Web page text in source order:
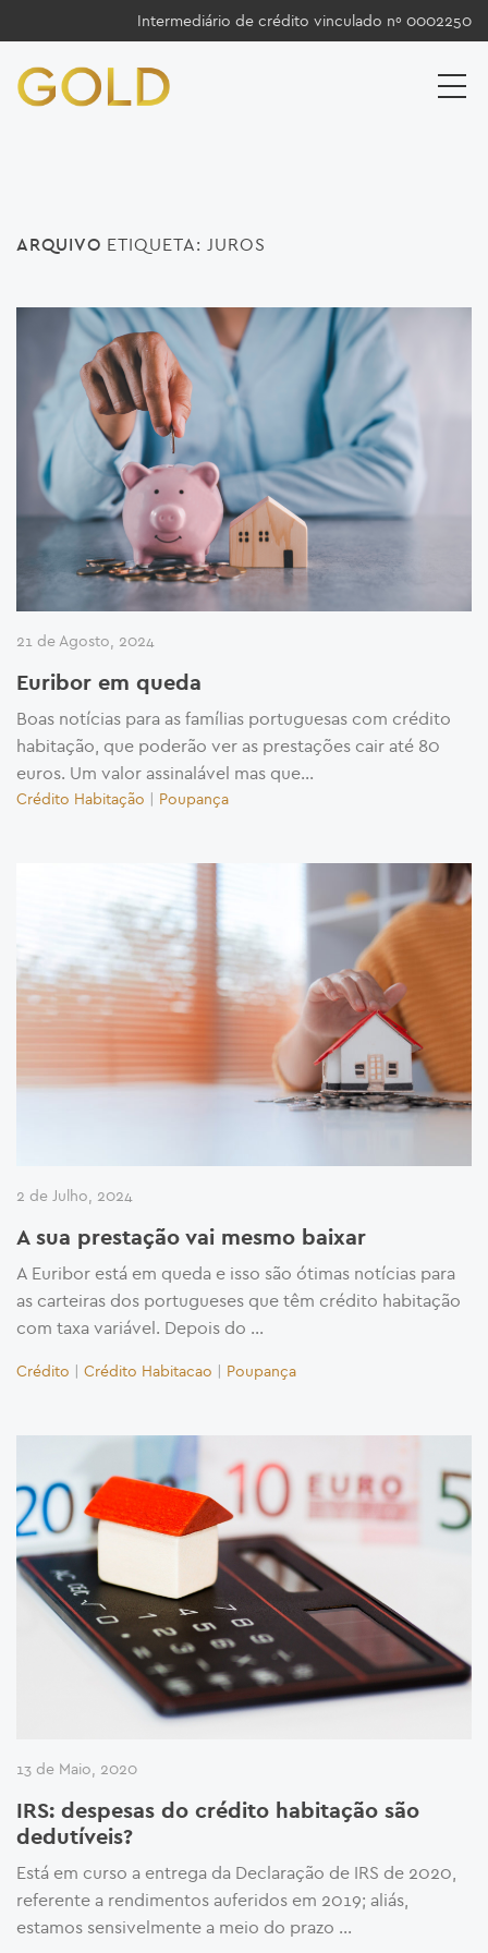
Intermediário de crédito vinculado nº 0002250
ARQUIVO ETIQUETA: JUROS
21 de Agosto, 2024
Euribor em queda
Boas notícias para as famílias portuguesas com crédito
habitação, que poderão ver as prestações cair até 80
euros. Um valor assinalável mas que...
Crédito Habitação | Poupança
2 de Julho, 2024
A sua prestação vai mesmo baixar
A Euribor está em queda e isso são ótimas notícias para
as carteiras dos portugueses que têm crédito habitação
com taxa variável. Depois do …
Crédito | Crédito Habitacao | Poupança
13 de Maio, 2020
IRS: despesas do crédito habitação são
dedutíveis?
Está em curso a entrega da Declaração de IRS de 2020,
referente a rendimentos auferidos em 2019; aliás,
estamos sensivelmente a meio do prazo …